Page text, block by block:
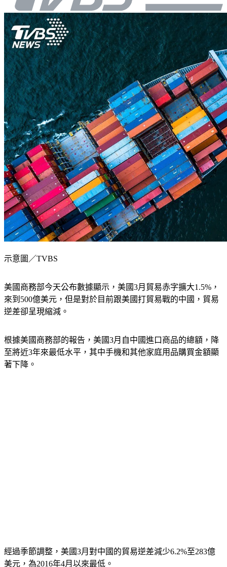
示意圖／TVBS
美國商務部今天公布數據顯示，美國3月貿易赤字擴大1.5%，
來到500億美元，但是對於目前跟美國打貿易戰的中國，貿易
逆差卻呈現縮減。
根據美國商務部的報告，美國3月自中國進口商品的總額，降
至將近3年來最低水平，其中手機和其他家庭用品購買金額顯
著下降。
經過季節調整，美國3月對中國的貿易逆差減少6.2%至283億
美元，為2016年4月以來最低。